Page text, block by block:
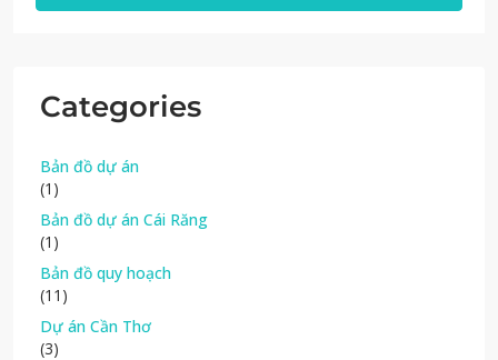
Categories
Bản đồ dự án
(1)
Bản đồ dự án Cái Răng
(1)
Bản đồ quy hoạch
(11)
Dự án Cần Thơ
(3)